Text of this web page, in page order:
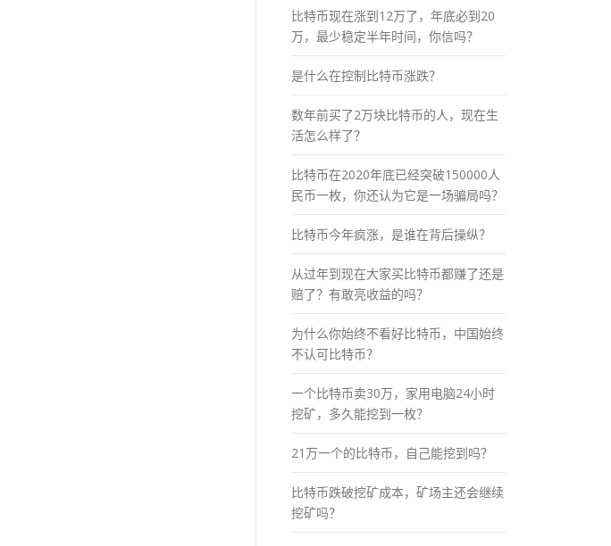
比特币现在涨到12万了，年底必到20
万，最少稳定半年时间，你信吗？
是什么在控制比特币涨跌？
数年前买了2万块比特币的人，现在生
活怎么样了？
比特币在2020年底已经突破150000人
民币一枚，你还认为它是一场骗局吗？
比特币今年疯涨，是谁在背后操纵？
从过年到现在大家买比特币都赚了还是
赔了？有敢亮收益的吗？
为什么你始终不看好比特币，中国始终
不认可比特币？
一个比特币卖30万，家用电脑24小时
挖矿，多久能挖到一枚？
21万一个的比特币，自己能挖到吗？
比特币跌破挖矿成本，矿场主还会继续
挖矿吗？